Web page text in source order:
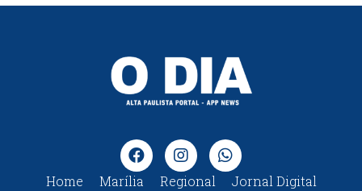
Home Marília Regional Jornal Digital